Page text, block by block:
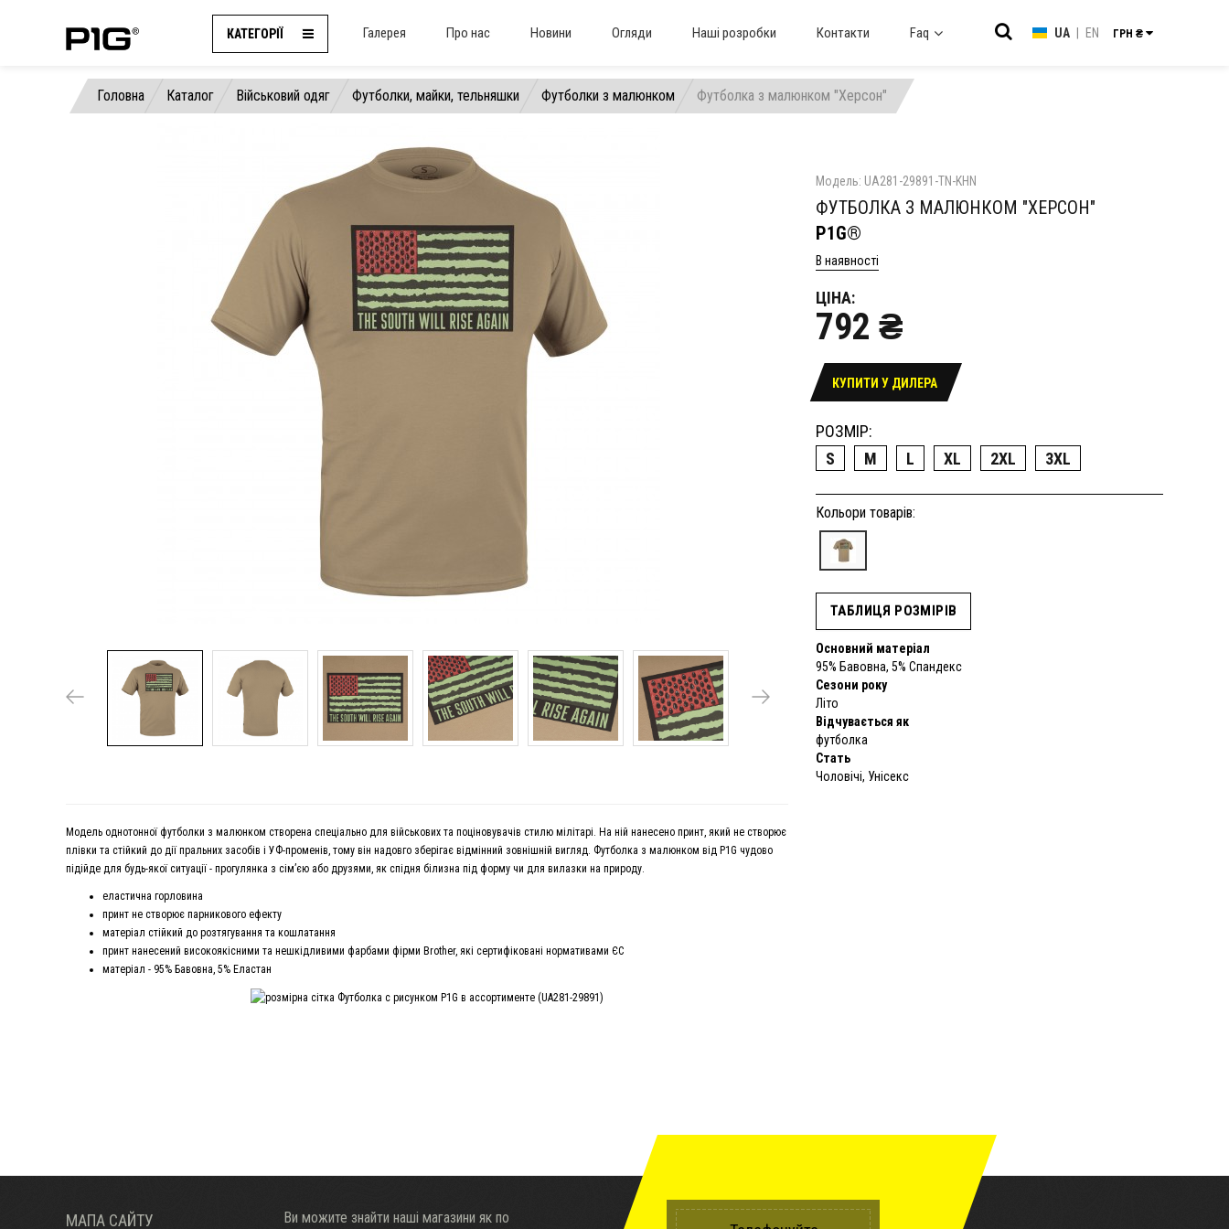
КАТЕГОРІЇ Галерея Про нас Новини Огляди Наші розробки Контакти Faq UA EN ГРН ₴
Головна Каталог Військовий одяг Футболки, майки, тельняшки Футболки з малюнком Футболка з малюнком "Херсон"
Модель: UA281-29891-TN-KHN
ФУТБОЛКА З МАЛЮНКОМ "ХЕРСОН"
P1G®
В наявності
ЦІНА:
792 ₴
КУПИТИ У ДИЛЕРА
РОЗМІР:
S
M L XL 2XL 3XL
Кольори товарів:
ТАБЛИЦЯ РОЗМІРІВ
Основний матеріал
95% Бавовна, 5% Спандекс
Сезони року
Літо
Відчувається як
футболка
Стать
Чоловічі, Унісекс
Модель однотонної футболки з малюнком створена спеціально для військових та поціновувачів стилю мілітарі. На ній нанесено принт, який не створює
плівки та стійкий до дії пральних засобів і УФ-променів, тому він надовго зберігає відмінний зовнішній вигляд. Футболка з малюнком від P1G чудово
підійде для будь-якої ситуації - прогулянка з сім’єю або друзями, як спідня білизна під форму чи для вилазки на природу.
еластична горловина
принт не створює парникового ефекту
матеріал стійкий до розтягування та кошлатання
принт нанесений високоякісними та нешкідливими фарбами фірми Brother, які сертифіковані нормативами ЄС
матеріал - 95% Бавовна, 5% Еластан
МАПА САЙТУ Ви можите знайти наші магазини як по